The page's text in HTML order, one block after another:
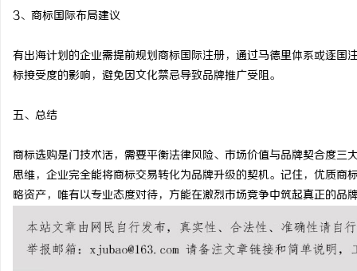
3、商标国际布局建议
有出海计划的企业需提前规划商标国际注册，通过马德里体系或逐
标接受度的影响，避免因文化禁忌导致品牌推广受阻。
五、总结
商标选购是门技术活，需要平衡法律风险、市场价值与品牌契合度
思维，企业完全能将商标交易转化为品牌升级的契机。记住，优质
略资产，唯有以专业态度对待，方能在激烈市场竞争中筑起真正的品